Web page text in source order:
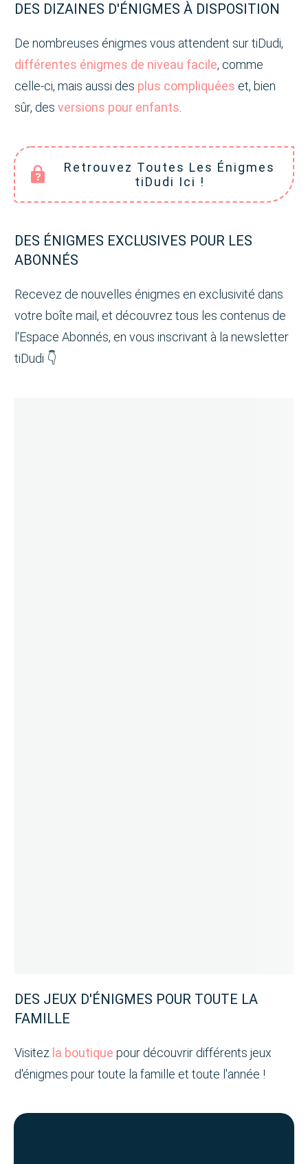
DES DIZAINES D'ÉNIGMES À DISPOSITION
De nombreuses énigmes vous attendent sur tiDudi,
différentes énigmes de niveau facile, comme
celle-ci, mais aussi des plus compliquées et, bien
sûr, des versions pour enfants.
Retrouvez Toutes Les Énigmes
tiDudi Ici !
DES ÉNIGMES EXCLUSIVES POUR LES
ABONNÉS
Recevez de nouvelles énigmes en exclusivité dans
votre boîte mail, et découvrez tous les contenus de
l'Espace Abonnés, en vous inscrivant à la newsletter
tiDudi 👇
DES JEUX D'ÉNIGMES POUR TOUTE LA
FAMILLE
Visitez la boutique pour découvrir différents jeux
d'énigmes pour toute la famille et toute l'année !